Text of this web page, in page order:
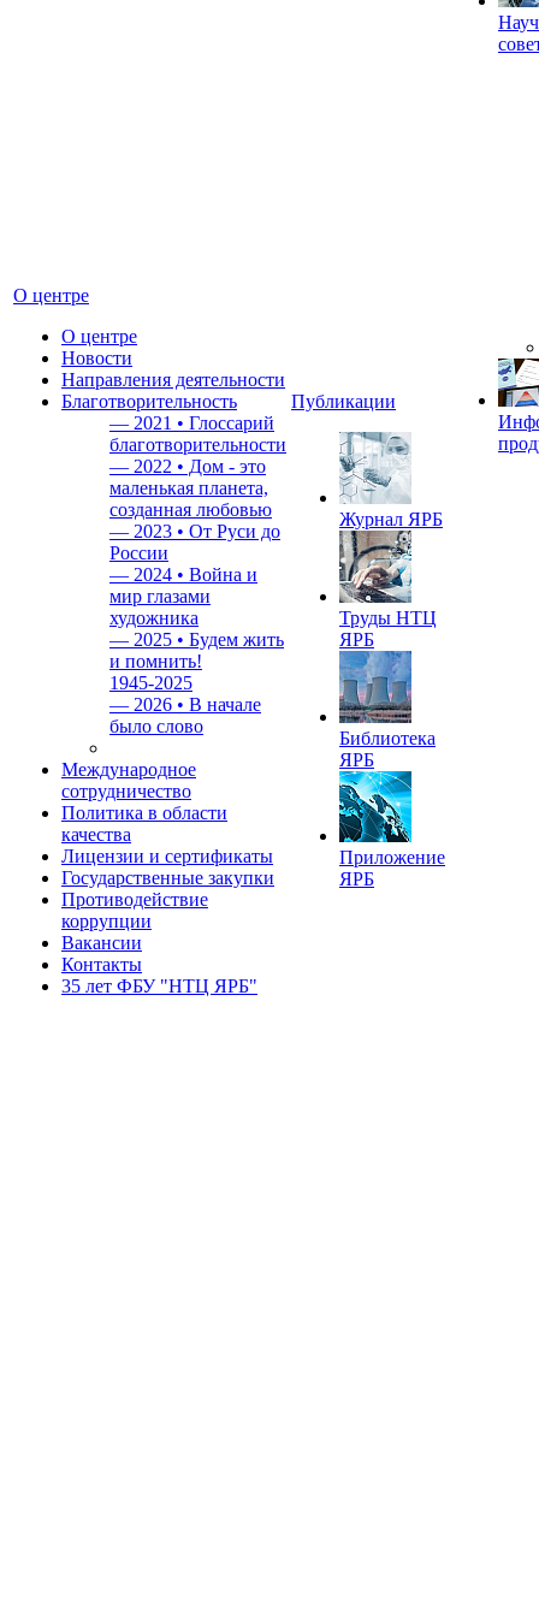
О центре
О центре
Новости
Направления деятельности
Благотворительность
— 2021 • Глоссарий
благотворительности
— 2022 • Дом - это
маленькая планета,
созданная любовью
— 2023 • От Руси до
России
— 2024 • Война и
мир глазами
художника
— 2025 • Будем жить
и помнить!
1945-2025
— 2026 • В начале
было слово
Международное
сотрудничество
Политика в области
качества
Лицензии и сертификаты
Государственные закупки
Противодействие
коррупции
Вакансии
Контакты
35 лет ФБУ "НТЦ ЯРБ"
Публикации
Журнал ЯРБ
Труды НТЦ
ЯРБ
Библиотека
ЯРБ
Приложение
ЯРБ